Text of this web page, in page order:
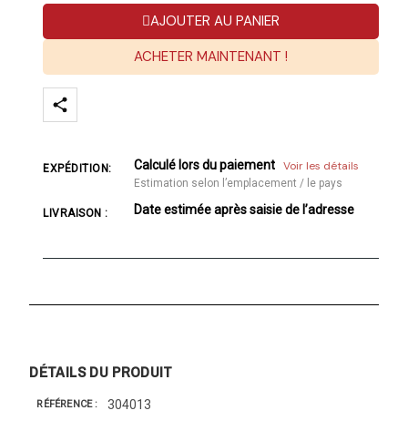
AJOUTER AU PANIER
ACHETER MAINTENANT !
EXPÉDITION: Calculé lors du paiement Voir les détails
Estimation selon l’emplacement / le pays
LIVRAISON : Date estimée après saisie de l’adresse
DÉTAILS DU PRODUIT
RÉFÉRENCE 304013